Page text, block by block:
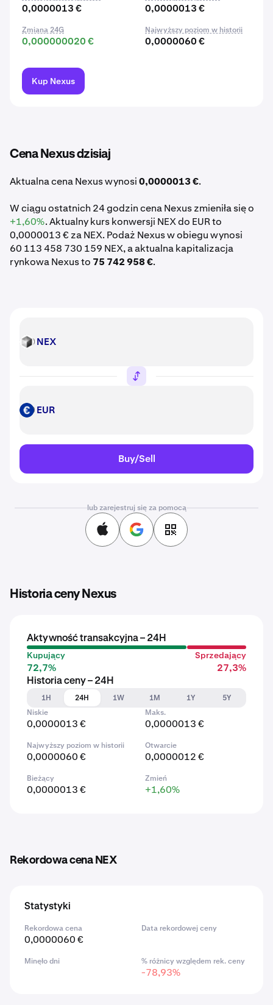
0,0000013 € 0,0000013 €
Zmiana 24G
0,000000020 €
Najwyższy poziom w historii
0,0000060 €
Kup Nexus
Cena Nexus dzisiaj
Aktualna cena Nexus wynosi0,0000013 €.
W ciągu ostatnich 24 godzin cena Nexus zmieniła się o
+1,60%. Aktualny kurs konwersji NEX do EUR to
0,0000013 € za NEX. Podaż Nexus w obiegu wynosi
60 113 458 730 159 NEX, a aktualna kapitalizacja
rynkowa Nexus to 75 742 958 €.
NEX NEX
EUR EUR
Buy/Sell
lub zarejestruj się za pomocą
Historia ceny Nexus
Aktywność transakcyjna – 24H
Kupujący
72,7%
Sprzedający
27,3%
Historia ceny – 24H
1H
24H 1W 1M 1Y
5Y
Niskie
0,0000013 €
Maks.
0,0000013 €
Najwyższy poziom w historii
0,0000060 €
Otwarcie
0,0000012 €
Bieżący
0,0000013 €
Zmień
+1,60%
Rekordowa cena NEX
Statystyki
Rekordowa cena
0,0000060 €
Data rekordowej ceny
Minęło dni % różnicy względem rek. ceny
-78,93%